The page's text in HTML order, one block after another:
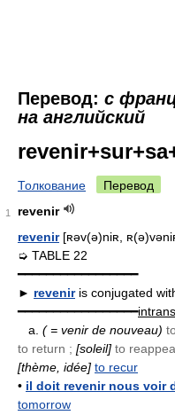
Перевод: с
на английский
Толкование Перевод
1
revenir
revenir[ʀəv(ə)niʀ,
➭ TABLE 22
━━━━━━━━━━━━━━━━━
► reveniris conjugated
━━━━━━━━━━━━━━━━━
a. ( = venir de nouveau)
to return ; [soleil] to
[thème, idée] to recur
• il doit revenir nous voir
tomorrow